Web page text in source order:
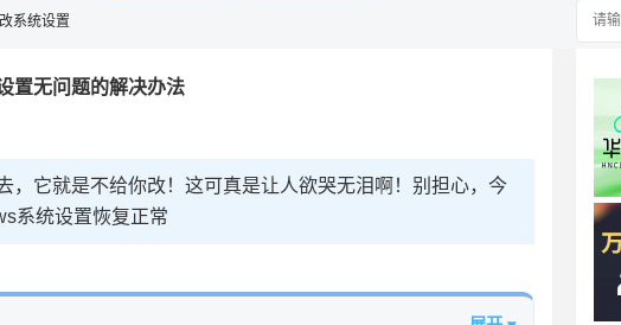
系统设置
置无问题的解决办法
，它就是不给你改！这可真是让人欲哭无泪啊！别担心，今
系统设置恢复正常